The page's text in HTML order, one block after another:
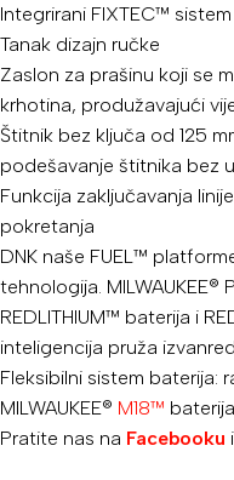
Integrirani FIXTEC™
Tanak dizajn ručke
Zaslon za prašinu koji se
krhotina, produžavajući
Štitnik bez ključa od 125
podešavanje štitnika bez
Funkcija zaključavanja
pokretanja
DNK naše FUEL™
tehnologija. MILWAUKEE®
REDLITHIUM™ baterija i
inteligencija pruža
Fleksibilni sistem baterija:
MILWAUKEE® M18™
Pratite nas na Facebooku i